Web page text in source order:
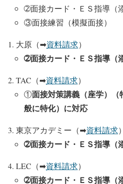
➁面接カード・ＥＳ指導
③面接練習（模擬面
大原（➡資料請求）
➁面接カード・ＥＳ指導（
TAC（➡資料請求）
①面接対策講義（座学）（
般に特化）に対応
東京アカデミー（➡資料請求）
➁面接カード・ＥＳ指導（
LEC（➡資料請求）
➁面接カード・ＥＳ指導（